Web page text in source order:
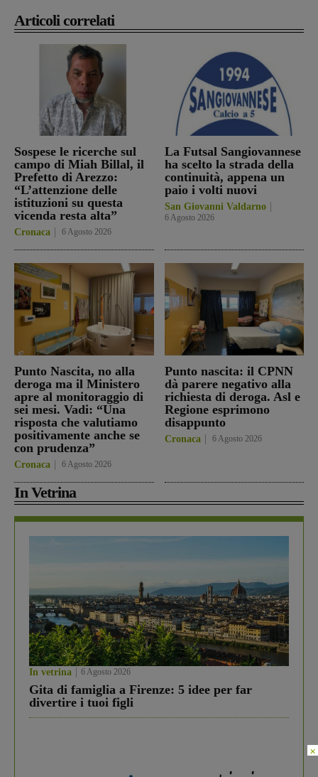
Articoli correlati
Sospese le ricerche sul
campo di Miah Billal, il
Prefetto di Arezzo:
“L’attenzione delle
istituzioni su questa
vicenda resta alta”
Cronaca 6 Agosto 2026
La Futsal Sangiovannese
ha scelto la strada della
continuità, appena un
paio i volti nuovi
San Giovanni Valdarno
6 Agosto 2026
Punto Nascita, no alla
deroga ma il Ministero
apre al monitoraggio di
sei mesi. Vadi: “Una
risposta che valutiamo
positivamente anche se
con prudenza”
Cronaca 6 Agosto 2026
Punto nascita: il CPNN
dà parere negativo alla
richiesta di deroga. Asl e
Regione esprimono
disappunto
Cronaca 6 Agosto 2026
In Vetrina
In vetrina 6 Agosto 2026
Gita di famiglia a Firenze: 5 idee per far
divertire i tuoi figli
×